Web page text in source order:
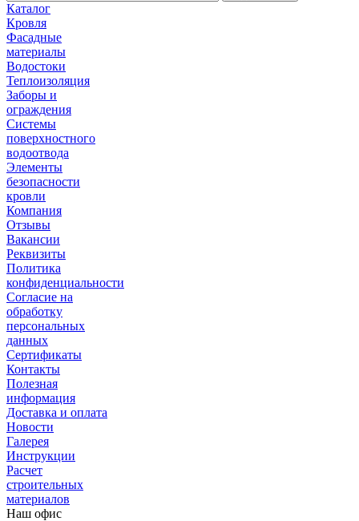
Каталог
Кровля
Фасадные
материалы
Водостоки
Теплоизоляция
Заборы и
ограждения
Системы
поверхностного
водоотвода
Элементы
безопасности
кровли
Компания
Отзывы
Вакансии
Реквизиты
Политика
конфиденциальности
Согласие на
обработку
персональных
данных
Сертификаты
Контакты
Полезная
информация
Доставка и оплата
Новости
Галерея
Инструкции
Расчет
строительных
материалов
Наш офис